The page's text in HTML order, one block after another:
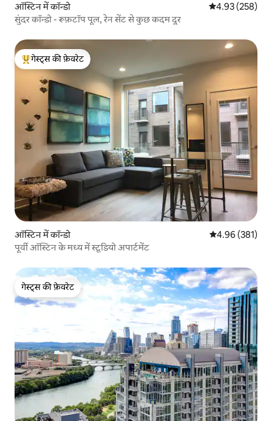
ऑस्टिन में कॉन्डो औसत रेटिंग 5 में से
4.93 (258)
सुंदर कॉन्डो - रूफ़टॉप पूल, रेन सेंट से कुछ कदम दूर
गेस्ट्स का टॉप फ़ेवरेट
गेस्ट्स की फ़ेवरेट
ऑस्टिन में कॉन्डो औसत रेटिंग 5 में से
4.96 (381)
पूर्वी ऑस्टिन के मध्य में स्टूडियो अपार्टमेंट
गेस्ट्स की फ़ेवरेट
गेस्ट्स की फ़ेवरेट